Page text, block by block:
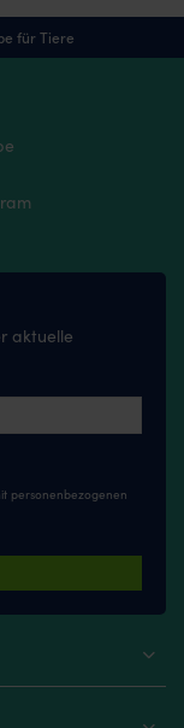
für Tiere
aktuelle
personenbezogenen